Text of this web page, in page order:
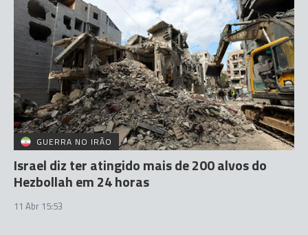
GUERRA NO IRÃO
Israel diz ter atingido mais de 200 alvos do
Hezbollah em 24 horas
11 Abr 15:53